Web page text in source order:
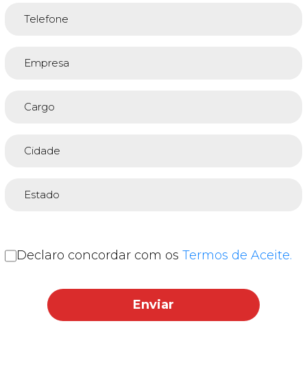
Declaro concordar com osTermos de Aceite.
Enviar